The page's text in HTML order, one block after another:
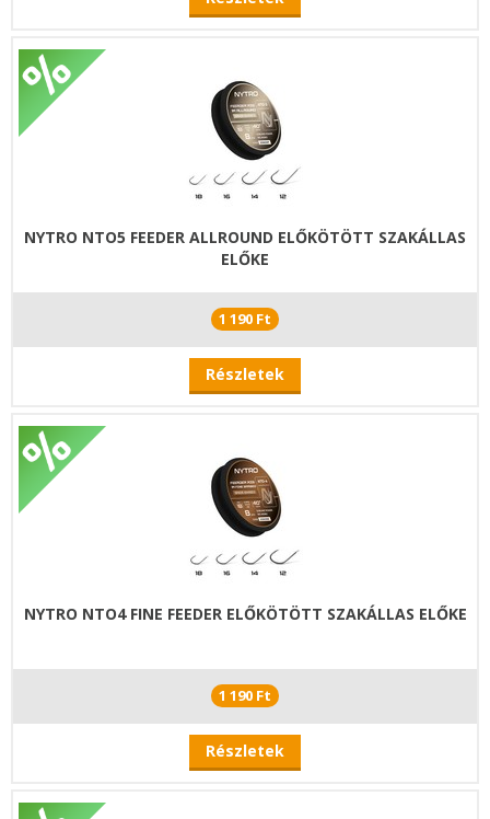
NYTRO NTO5 FEEDER ALLROUND ELŐKÖTÖTT SZAKÁLLAS
ELŐKE
1 190 Ft
Részletek
NYTRO NTO4 FINE FEEDER ELŐKÖTÖTT SZAKÁLLAS ELŐKE
1 190 Ft
Részletek